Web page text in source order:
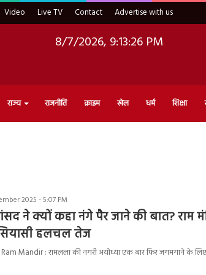
Video Live TV Contact Advertise with us
8/7/2026, 9:13:27 PM
राज्य राजनीति क्राइम खेल धर्म शिक्षा
2025 - 5:07 PM
ने क्यों कहा नंगे पैर जाने की बात? राम
हलचल तेज
Mandir : रामलला की नगरी अयोध्या एक बार फिर जगमगाने के लिए